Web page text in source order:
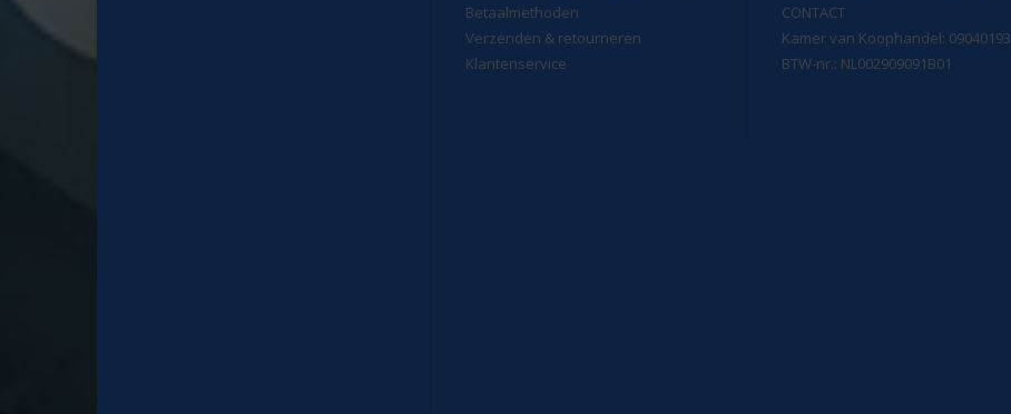
Betaalmethoden
Verzenden & retourneren
Klantenservice
CONTACT
Kamer van Koophandel: 09040193
BTW-nr.: NL002909091B01